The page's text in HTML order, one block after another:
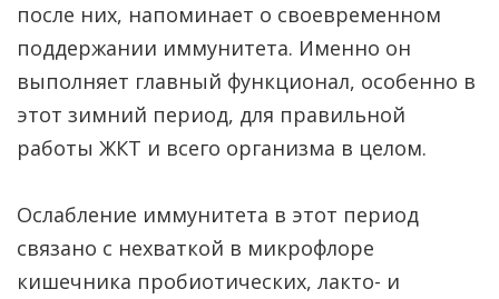
после них, напоминает о своевременном
поддержании иммунитета. Именно он
выполняет главный функционал, особенно в
этот зимний период, для правильной
работы ЖКТ и всего организма в целом.
Ослабление иммунитета в этот период
связано с нехваткой в микрофлоре
кишечника пробиотических, лакто- и